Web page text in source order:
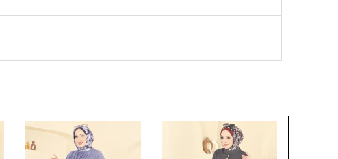
116
115
Beden
Boy
94